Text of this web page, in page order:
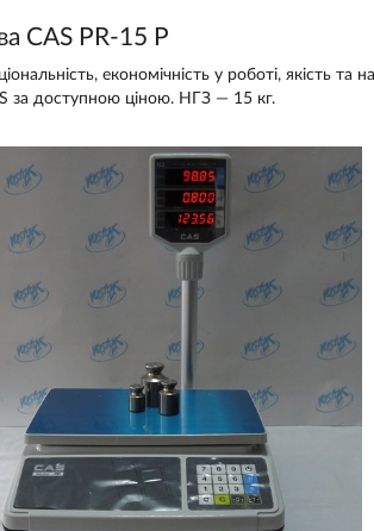
CAS PR-15 P
економічність у роботі, якість та
за доступною ціною. НГЗ — 15 кг.